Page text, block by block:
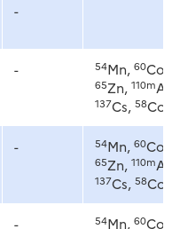
-
- 54Mn, 60Co,
65Zn, 110m
137Cs, 58Co
- 54Mn, 60Co,
65Zn, 110m
137Cs, 58Co
- 54Mn, 60Co,